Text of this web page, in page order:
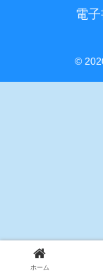
電
©
ホーム